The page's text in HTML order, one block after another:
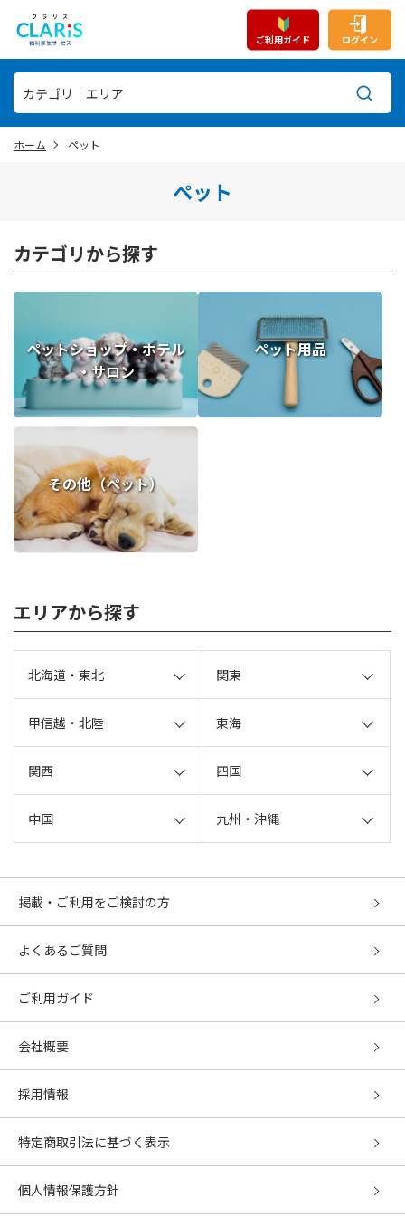
ご利用ガイド ログイン
ホーム ペット
ペット
カテゴリから探す
ペットショップ・ホテル
・サロン
ペット用品
その他（ペット）
エリアから探す
北海道・東北 関東
甲信越・北陸 東海
関西 四国
中国 九州・沖縄
掲載・ご利用をご検討の方
よくあるご質問
ご利用ガイド
会社概要
採用情報
特定商取引法に基づく表示
個人情報保護方針